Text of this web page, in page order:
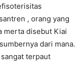
, orang yang
merta disebut Kiai
dari mana.
terpaut